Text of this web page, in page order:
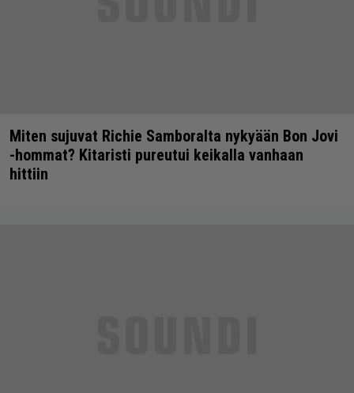
Miten sujuvat Richie Samboralta nykyään Bon Jovi
-hommat? Kitaristi pureutui keikalla vanhaan
hittiin